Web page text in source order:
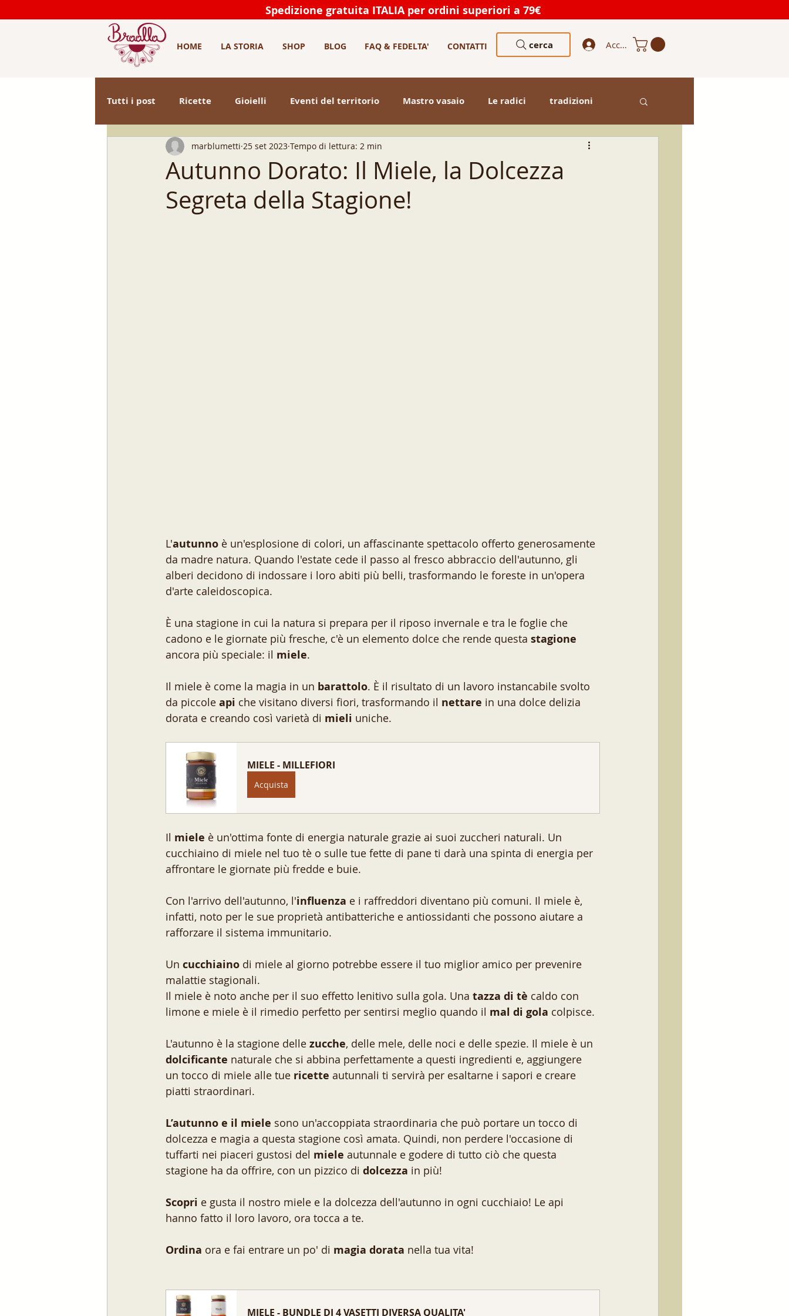
Spedizione gratuita ITALIA per ordini superiori a 79€
HOME LA STORIA SHOP BLOG FAQ & FEDELTA' CONTATTI cerca Accedi
Tutti i post Ricette Gioielli Eventi del territorio Mastro vasaio Le radici tradizioni
prodotti tipici idee regalo artigianato natale
Autunno Dorato: Il Miele, la Dolcezza
Segreta della Stagione!
marblumetti 25 set 2023 Tempo di lettura: 2 min
L'autunno è un'esplosione di colori, un affascinante spettacolo offerto generosamente
da madre natura. Quando l'estate cede il passo al fresco abbraccio dell'autunno, gli
alberi decidono di indossare i loro abiti più belli, trasformando le foreste in un'opera
d'arte caleidoscopica.
È una stagione in cui la natura si prepara per il riposo invernale e tra le foglie che
cadono e le giornate più fresche, c'è un elemento dolce che rende questa stagione
ancora più speciale: il miele.
Il miele è come la magia in un barattolo. È il risultato di un lavoro instancabile svolto
da piccole api che visitano diversi fiori, trasformando il nettare in una dolce delizia
dorata e creando così varietà di mieli uniche.
MIELE - MILLEFIORI
Acquista
Il miele è un'ottima fonte di energia naturale grazie ai suoi zuccheri naturali. Un
cucchiaino di miele nel tuo tè o sulle tue fette di pane ti darà una spinta di energia per
affrontare le giornate più fredde e buie.
Con l'arrivo dell'autunno, l'influenza e i raffreddori diventano più comuni. Il miele è,
infatti, noto per le sue proprietà antibatteriche e antiossidanti che possono aiutare a
rafforzare il sistema immunitario.
Un cucchiaino di miele al giorno potrebbe essere il tuo miglior amico per prevenire
malattie stagionali.
Il miele è noto anche per il suo effetto lenitivo sulla gola. Una tazza di tè caldo con
limone e miele è il rimedio perfetto per sentirsi meglio quando il mal di gola colpisce.
L'autunno è la stagione delle zucche, delle mele, delle noci e delle spezie. Il miele è un
dolcificante naturale che si abbina perfettamente a questi ingredienti e, aggiungere
un tocco di miele alle tue ricette autunnali ti servirà per esaltarne i sapori e creare
piatti straordinari.
L’autunno e il miele sono un'accoppiata straordinaria che può portare un tocco di
dolcezza e magia a questa stagione così amata. Quindi, non perdere l'occasione di
tuffarti nei piaceri gustosi del miele autunnale e godere di tutto ciò che questa
stagione ha da offrire, con un pizzico di dolcezza in più!
Scopri e gusta il nostro miele e la dolcezza dell'autunno in ogni cucchiaio! Le api
hanno fatto il loro lavoro, ora tocca a te.
Ordina ora e fai entrare un po' di magia dorata nella tua vita!
MIELE - BUNDLE DI 4 VASETTI DIVERSA QUALITA'